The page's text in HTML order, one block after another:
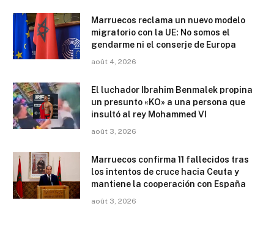
Marruecos reclama un nuevo modelo
migratorio con la UE: No somos el
gendarme ni el conserje de Europa
août 4, 2026
El luchador Ibrahim Benmalek propina
un presunto «KO» a una persona que
insultó al rey Mohammed VI
août 3, 2026
Marruecos confirma 11 fallecidos tras
los intentos de cruce hacia Ceuta y
mantiene la cooperación con España
août 3, 2026